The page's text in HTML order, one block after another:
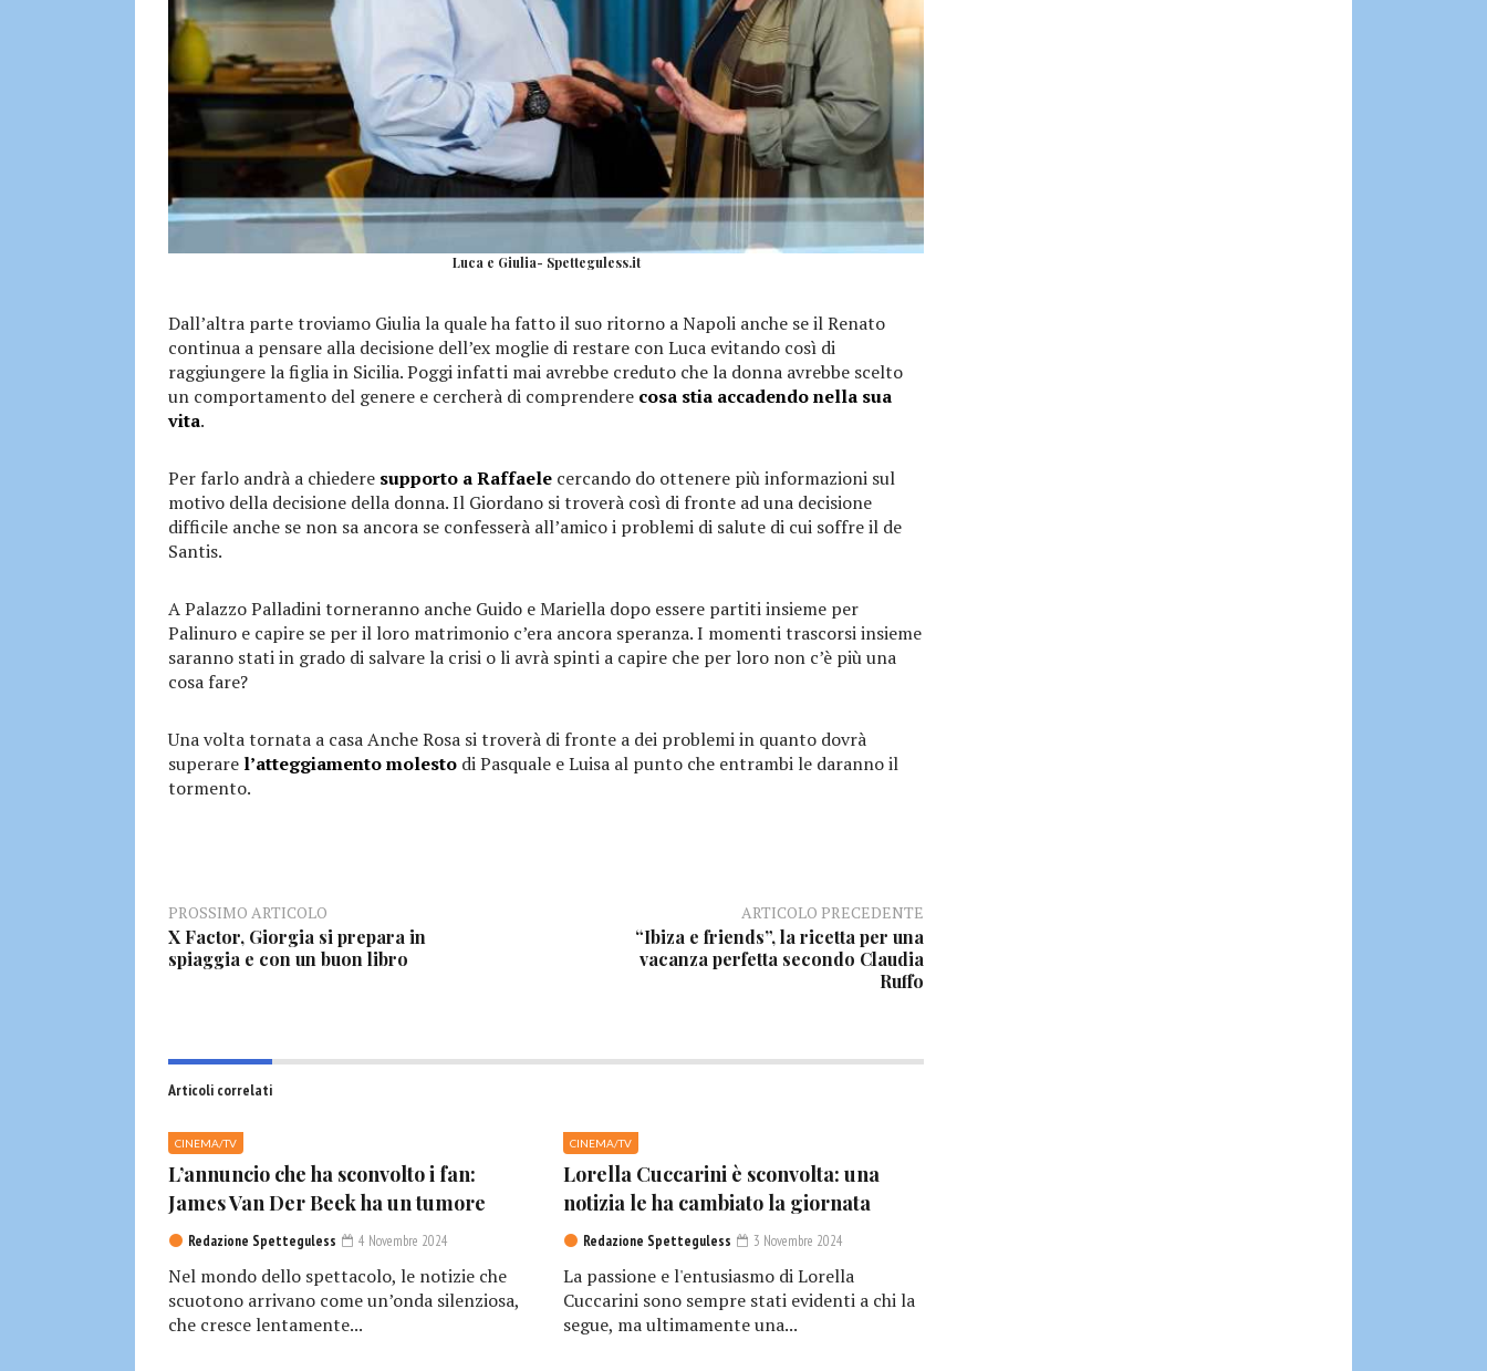
Luca e Giulia- Spetteguless.it
Dall’altra parte troviamo Giulia la quale ha fatto il suo ritorno a Napoli anche se il Renato
continua a pensare alla decisione dell’ex moglie di restare con Luca evitando così di
raggiungere la figlia in Sicilia. Poggi infatti mai avrebbe creduto che la donna avrebbe scelto
un comportamento del genere e cercherà di comprendere cosa stia accadendo nella sua
vita.
Per farlo andrà a chiedere supporto a Raffaele cercando do ottenere più informazioni sul
motivo della decisione della donna. Il Giordano si troverà così di fronte ad una decisione
difficile anche se non sa ancora se confesserà all’amico i problemi di salute di cui soffre il de
Santis.
A Palazzo Palladini torneranno anche Guido e Mariella dopo essere partiti insieme per
Palinuro e capire se per il loro matrimonio c’era ancora speranza. I momenti trascorsi insieme
saranno stati in grado di salvare la crisi o li avrà spinti a capire che per loro non c’è più una
cosa fare?
Una volta tornata a casa Anche Rosa si troverà di fronte a dei problemi in quanto dovrà
superare l’atteggiamento molesto di Pasquale e Luisa al punto che entrambi le daranno il
tormento.
PROSSIMO ARTICOLO
X Factor, Giorgia si prepara in
spiaggia e con un buon libro
ARTICOLO PRECEDENTE
“Ibiza e friends”, la ricetta per una
vacanza perfetta secondo Claudia
Ruffo
Articoli correlati
CINEMA/TV
L’annuncio che ha sconvolto i fan:
James Van Der Beek ha un tumore
Redazione Spetteguless 4 Novembre 2024
Nel mondo dello spettacolo, le notizie che
scuotono arrivano come un’onda silenziosa,
che cresce lentamente...
CINEMA/TV
Lorella Cuccarini è sconvolta: una
notizia le ha cambiato la giornata
Redazione Spetteguless 3 Novembre 2024
La passione e l'entusiasmo di Lorella
Cuccarini sono sempre stati evidenti a chi la
segue, ma ultimamente una...